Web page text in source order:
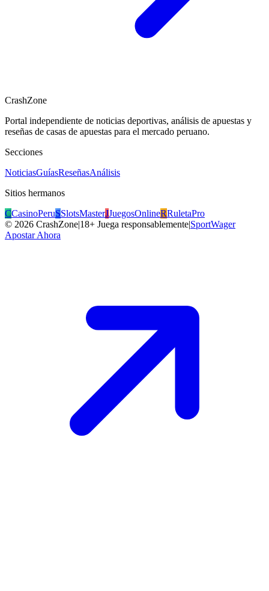
CrashZone
Portal independiente de noticias deportivas, análisis de apuestas y
reseñas de casas de apuestas para el mercado peruano.
Secciones
NoticiasGuíasReseñasAnálisis
Sitios hermanos
CCasinoPeruSSlotsMasterJJuegosOnlineRRuletaPro
© 2026 CrashZone|18+ Juega responsablemente|SportWager
Apostar Ahora